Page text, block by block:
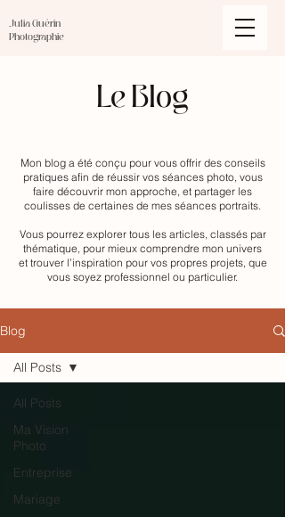
Julia Guérin
Photographie
Le Blog
Mon blog a été conçu pour vous offrir des conseils
pratiques afin de réussir vos séances photo, vous
faire découvrir mon approche, et partager les
coulisses de certaines de mes séances portraits.
Vous pourrez explorer tous les articles, classés par
thématique, pour mieux comprendre mon univers
et trouver l’inspiration pour vos propres projets, que
vous soyez professionnel ou particulier.
Blog
All Posts
Ma Vision
Photo
Entreprise
Mariage
All Posts